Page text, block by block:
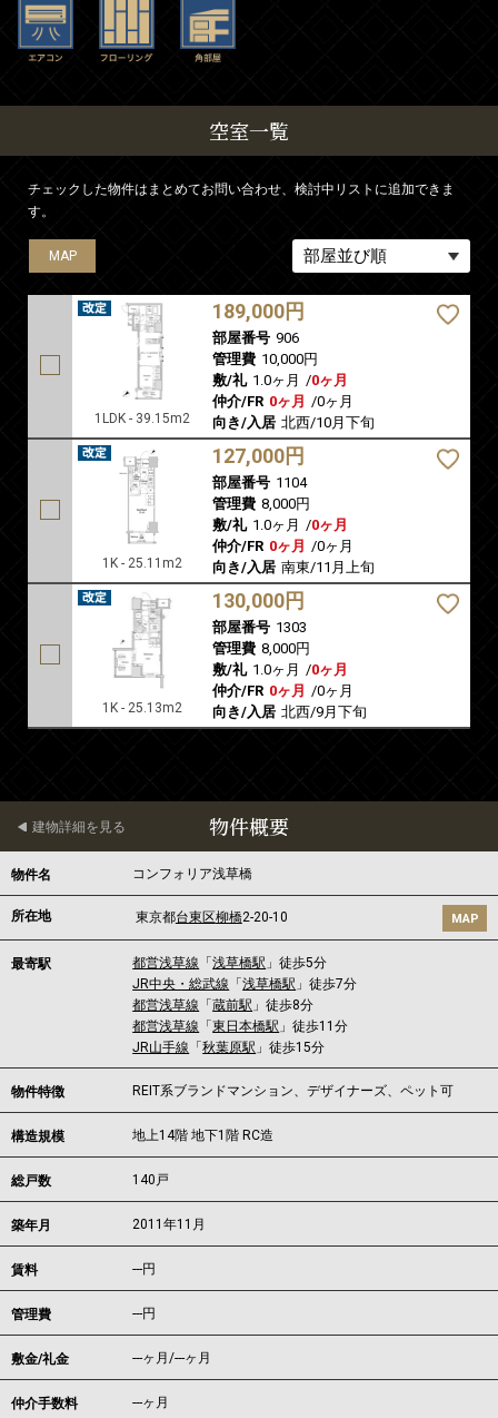
空室一覧
チェックした物件はまとめてお問い合わせ、検討中リストに追加できま
す。
MAP
1LDK - 39.15m2
189,000円
部屋番号 906
管理費 10,000円
敷/礼 1.0ヶ月 /0ヶ月
仲介/FR 0ヶ月 /0ヶ月
向き/入居 北西/10月下旬
MAP
1K - 25.11m2
127,000円
部屋番号 1104
管理費 8,000円
敷/礼 1.0ヶ月 /0ヶ月
仲介/FR 0ヶ月 /0ヶ月
向き/入居 南東/11月上旬
MAP
1K - 25.13m2
130,000円
部屋番号 1303
管理費 8,000円
敷/礼 1.0ヶ月 /0ヶ月
仲介/FR 0ヶ月 /0ヶ月
向き/入居 北西/9月下旬
物件概要
建物詳細を見る
物件名 コンフォリア浅草橋
所在地 東京都台東区柳橋2-20-10 MAP
最寄駅 都営浅草線 「浅草橋駅 」徒歩5分
JR中央・総武線 「浅草橋駅 」徒歩7分
都営浅草線 「蔵前駅 」徒歩8分
都営浅草線 「東日本橋駅 」徒歩11分
JR山手線 「秋葉原駅 」徒歩15分
物件特徴 REIT系ブランドマンション、デザイナーズ、ペット可
構造規模 地上14階 地下1階 RC造
総戸数 140戸
築年月 2011年11月
賃料 ---円
管理費 ---円
敷金/礼金 ---ヶ月/---ヶ月
仲介手数料 ---ヶ月